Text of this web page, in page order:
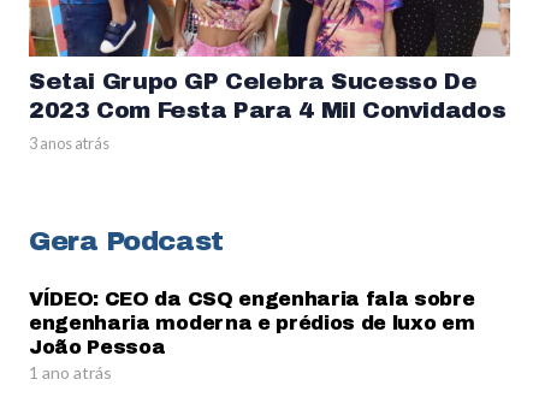
Setai Grupo GP Celebra Sucesso De
2023 Com Festa Para 4 Mil Convidados
3 anos atrás
Gera Podcast
VÍDEO: CEO da CSQ engenharia fala sobre
engenharia moderna e prédios de luxo em
João Pessoa
1 ano atrás